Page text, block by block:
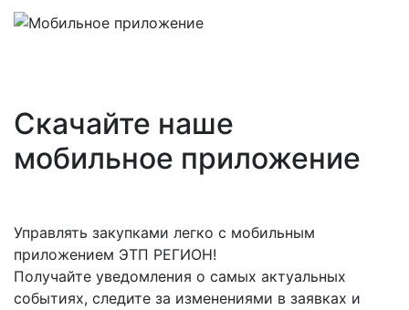
Скачайте наше
мобильное приложение
Управлять закупками легко с мобильным
приложением ЭТП РЕГИОН!
Получайте уведомления о самых актуальных
событиях, следите за изменениями в заявках и